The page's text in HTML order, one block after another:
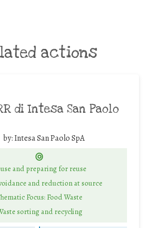
actions
di Intesa San Paolo
by:Intesa San Paolo SpA
and preparing for reuse
and reduction at source
Focus: Food Waste
sorting and recycling